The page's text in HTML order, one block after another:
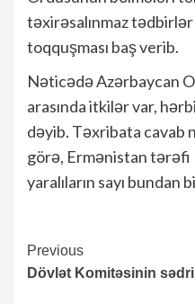
təxirəsalınmaz
toqquşması baş verib.
Nəticədə Azərbaycan
arasında itkilər var,
dəyib. Təxribata cavab
görə, Ermənistan
yaralıların sayı bundan
Continue
Reading
Previous
Dövlət Komitəsinin